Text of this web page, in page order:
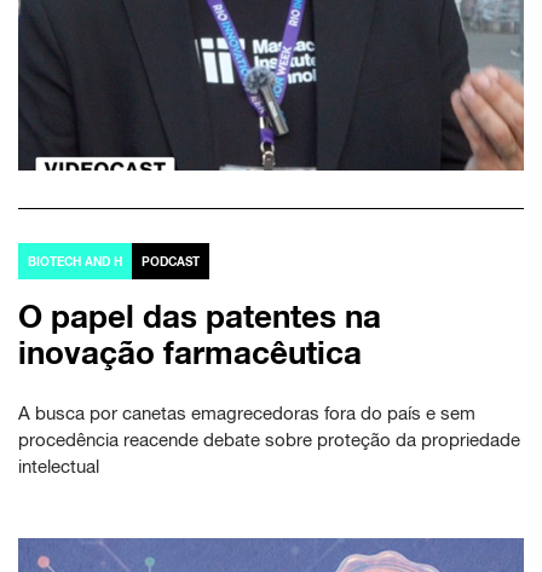
BIOTECH AND H PODCAST
O papel das patentes na
inovação farmacêutica
A busca por canetas emagrecedoras fora do país e sem
procedência reacende debate sobre proteção da propriedade
intelectual